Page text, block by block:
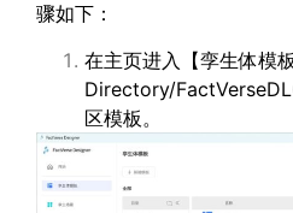
骤如下：
在主页进入【孪生体模
Directory/
区模板。